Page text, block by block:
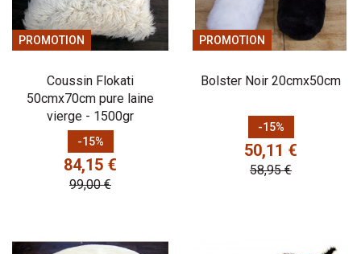
PROMOTION
Coussin Flokati
50cmx70cm pure laine
vierge - 1500gr
-15%
Prix
84,15 €
Prix de base
99,00 €
PROMOTION
Bolster Noir 20cmx50cm
-15%
Prix
50,11 €
Prix de base
58,95 €